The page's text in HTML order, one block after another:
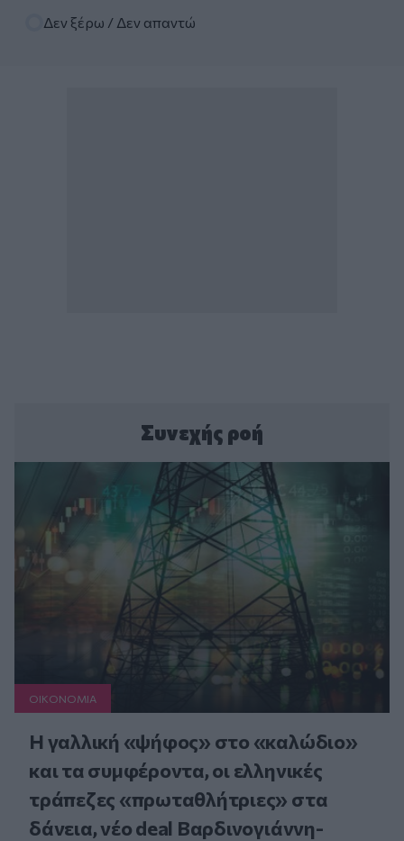
Δεν ξέρω / Δεν απαντώ
Συνεχής ροή
ΟΙΚΟΝΟΜΙΑ
Η γαλλική «ψήφος» στο «καλώδιο»
και τα συμφέροντα, οι ελληνικές
τράπεζες «πρωταθλήτριες» στα
δάνεια, νέο deal Βαρδινογιάννη-